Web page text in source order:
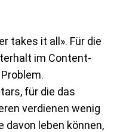
takes it all». Für die
im Content-
für die das
verdienen wenig
davon leben können,